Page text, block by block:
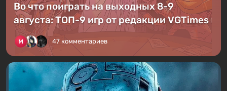
Во что поиграть на выходных 8-9
августа: ТОП-9 игр от редакции VGTimes
47 комментариев